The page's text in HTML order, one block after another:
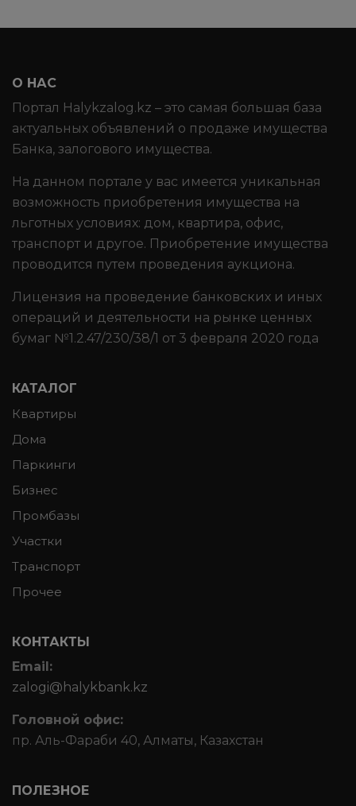
О НАС
Портал Halykzalog.kz – это самая большая база
актуальных объявлений о продаже имущества
Банка, залогового имущества.
На данном портале у вас имеется уникальная
возможность приобретения имущества на
льготных условиях: дом, квартира, офис,
транспорт и другое. Приобретение имущества
проводится путем проведения аукциона.
Лицензия на проведение банковских и иных
операций и деятельности на рынке ценных
бумаг №1.2.47/230/38/1 от 3 февраля 2020 года
КАТАЛОГ
Квартиры
Дома
Паркинги
Бизнес
Промбазы
Участки
Транспорт
Прочее
КОНТАКТЫ
Email:
zalogi@halykbank.kz
Головной офис:
пр. Аль-Фараби 40, Алматы, Казахстан
ПОЛЕЗНОЕ